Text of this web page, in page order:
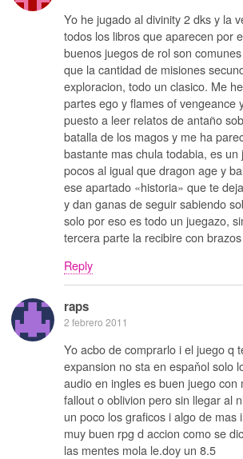
Yo he jugado al divinity 2 dks y la
todos los libros que aparecen por
buenos juegos de rol son
que la cantidad de misiones
exploracion, todo un clasico. Me
partes ego y flames of vengeance
puesto a leer relatos de antaño
batalla de los magos y me ha
bastante mas chula todabia, es un
pocos al igual que dragon age y
ese apartado «historia» que te
y dan ganas de seguir sabiendo
solo por eso es todo un juegazo,
tercera parte la recibire con
Reply
raps
2 febrero 2011
Yo acbo de comprarlo i el juego q
expansion no sta en espaňol solo
audio en ingles es buen juego con
fallout o oblivion pero sin llegar al
un poco los graficos i algo de mas
muy buen rpg d accion como se
las mentes mola le.doy un 8.5